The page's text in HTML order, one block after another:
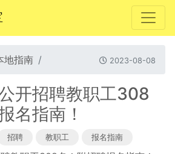
地指南 2023-08-08
开招聘教职工308
名指南！
招聘 教职工 报名指南